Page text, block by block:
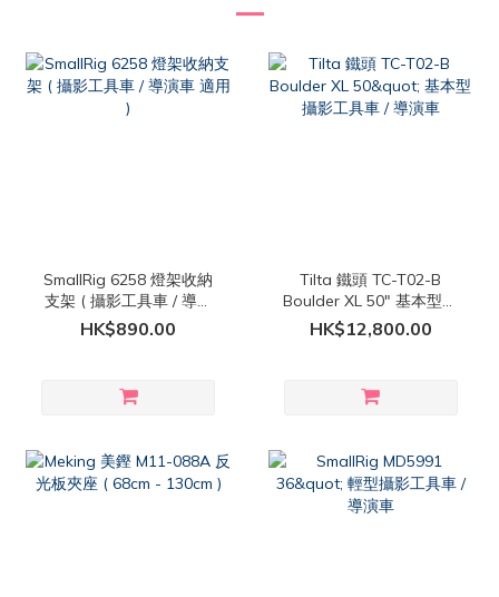
SmallRig 6258 燈架收納
支架 ( 攝影工具車 / 導演
車 適用 )
HK$890.00
Tilta 鐵頭 TC-T02-B
Boulder XL 50" 基本型攝
影工具車 / 導演車
HK$12,800.00